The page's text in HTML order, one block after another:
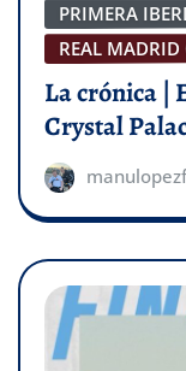
PRIMERA
REAL MADRID
La crónica |
Crystal